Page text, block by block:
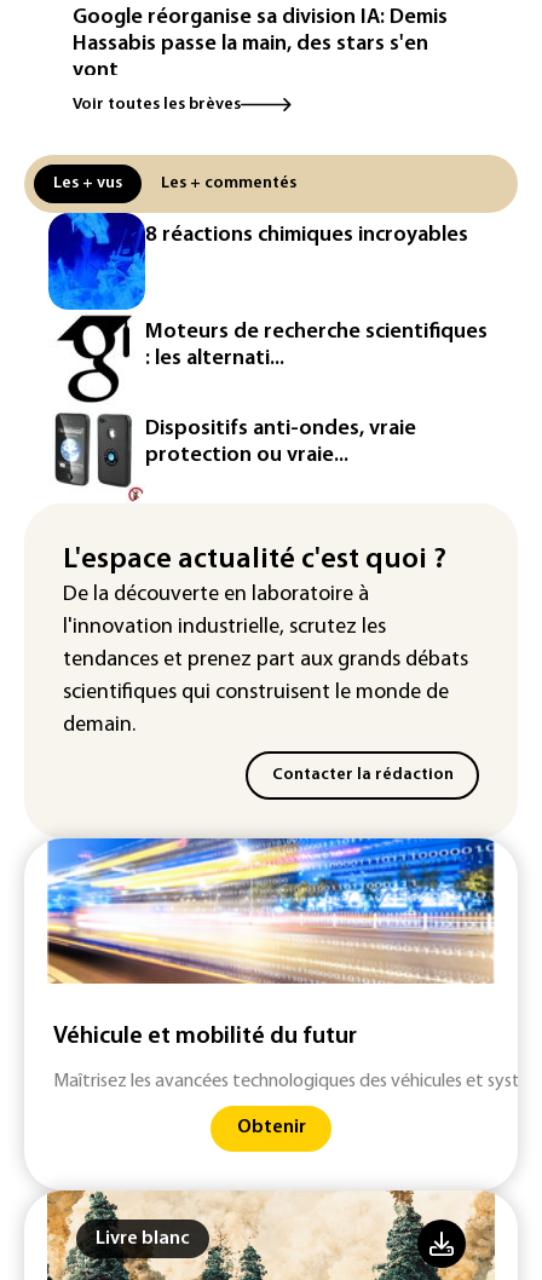
Google réorganise sa division IA: Demis
Hassabis passe la main, des stars s'en
vont
Colombie: un bébé hippopotame
meurt malgré les soins
Éclipse: une baisse temporaire de la
production d'électricité solaire
attendue en Europe
L'Autriche bat son record absolu de
chaleur pour le deuxième jour d'affilée
Inde : Meta sommé de s'excuser après
le retrait d'une vidéo de Modi
La défense, voie de diversification pour
un secteur automobile à la peine
France : prison avec sursis et
"bannissement numérique" pour deux
streamers jugés pour des violences et
humiliations en ligne
Voir toutes les brèves
Les + vus Les + commentés
8 réactions chimiques incroyables
Moteurs de recherche scientifiques
: les alternati...
Dispositifs anti-ondes, vraie
protection ou vraie...
L'espace actualité c'est quoi ?
De la découverte en laboratoire à
l'innovation industrielle, scrutez les
tendances et prenez part aux grands débats
scientifiques qui construisent le monde de
demain.
Contacter la rédaction
Véhicule et mobilité du futur
Maîtrisez les avancées technologiques des véhicules et
Obtenir
Livre blanc